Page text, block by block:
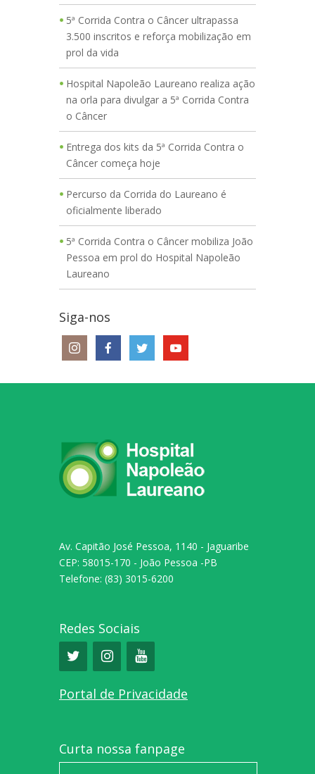
5ª Corrida Contra o Câncer ultrapassa
3.500 inscritos e reforça mobilização em
prol da vida
Hospital Napoleão Laureano realiza ação
na orla para divulgar a 5ª Corrida Contra
o Câncer
Entrega dos kits da 5ª Corrida Contra o
Câncer começa hoje
Percurso da Corrida do Laureano é
oficialmente liberado
5ª Corrida Contra o Câncer mobiliza João
Pessoa em prol do Hospital Napoleão
Laureano
Siga-nos
Av. Capitão José Pessoa, 1140 - Jaguaribe
CEP: 58015-170 - João Pessoa -PB
Telefone: (83) 3015-6200
Redes Sociais
Portal de Privacidade
Curta nossa fanpage